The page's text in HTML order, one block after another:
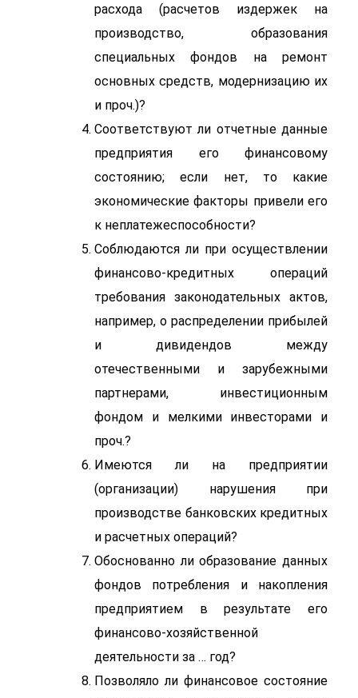
расхода (расчетов издержек на
производство, образования
специальных фондов на ремонт
основных средств, модернизацию их
и проч.)?
Соответствуют ли отчетные данные
предприятия его финансовому
состоянию; если нет, то какие
экономические факторы привели его
к неплатежеспособности?
Соблюдаются ли при осуществлении
финансово-кредитных операций
требования законодательных актов,
например, о распределении прибылей
и дивидендов между
отечественными и зарубежными
партнерами, инвестиционным
фондом и мелкими инвесторами и
проч.?
Имеются ли на предприятии
(организации) нарушения при
производстве банковских кредитных
и расчетных операций?
Обоснованно ли образование данных
фондов потребления и накопления
предприятием в результате его
финансово-хозяйственной
деятельности за … год?
Позволяло ли финансовое состояние